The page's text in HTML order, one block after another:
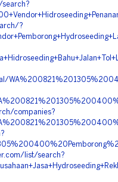
?
companies?
list/search?